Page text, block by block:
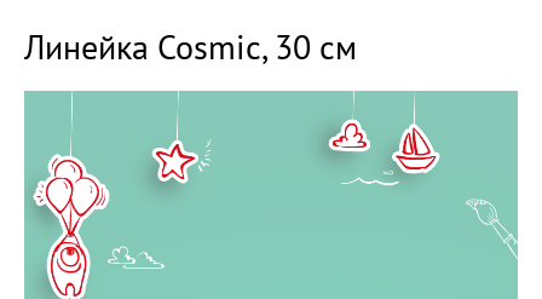
Линейка Cosmic, 30 см